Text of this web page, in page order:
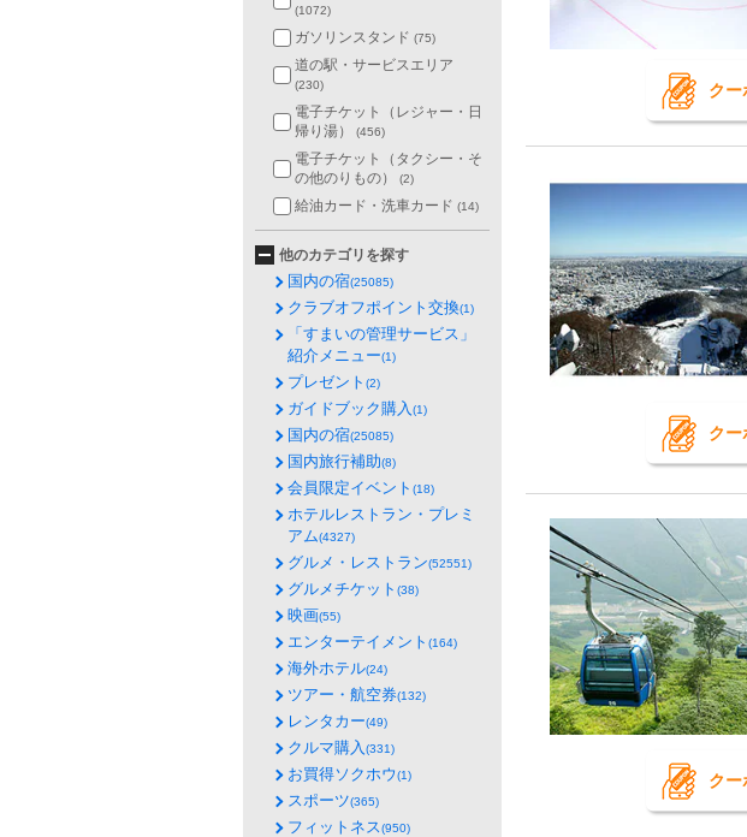
クー
クー
クー
(1072)
ガソリンスタンド (75)
道の駅・サービスエリア
(230)
電子チケット（レジャー・日
帰り湯）
(456)
電子チケット（タクシー・そ
の他のりもの）
(2)
給油カード・洗車カード (14)
他のカテゴリを探す
国内の宿(25085)
クラブオフポイント交換(1)
「すまいの管理サービス」
紹介メニュー(1)
プレゼント (2)
ガイドブック購入(1)
国内の宿(25085)
国内旅行補助(8)
会員限定イベント (18)
ホテルレストラン・プレミ
アム(4327)
グルメ・レストラン(52551)
グルメチケット (38)
映画(55)
エンターテイメント (164)
海外ホテル(24)
ツアー・航空券(132)
レンタカー(49)
クルマ購入(331)
お買得ソクホウ(1)
スポーツ(365)
フィットネス(950)